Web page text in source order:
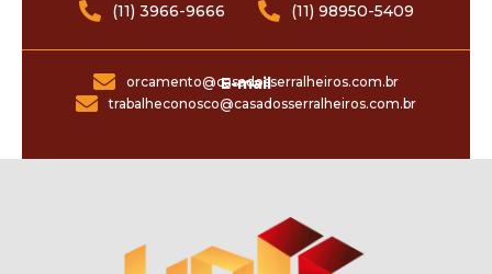
(11) 3966-9666
(11) 98950-5409
E-mail
orcamento@casadosserralheiros.com.br
trabalheconosco@casadosserralheiros.com.br